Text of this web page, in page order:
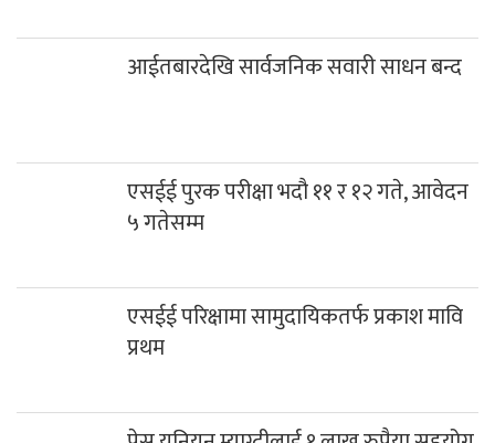
आईतबारदेखि सार्वजनिक सवारी साधन बन्द
एसईई पुरक परीक्षा भदौ ११ र १२ गते, आवेदन
५ गतेसम्म
एसईई परिक्षामा सामुदायिकतर्फ प्रकाश मावि
प्रथम